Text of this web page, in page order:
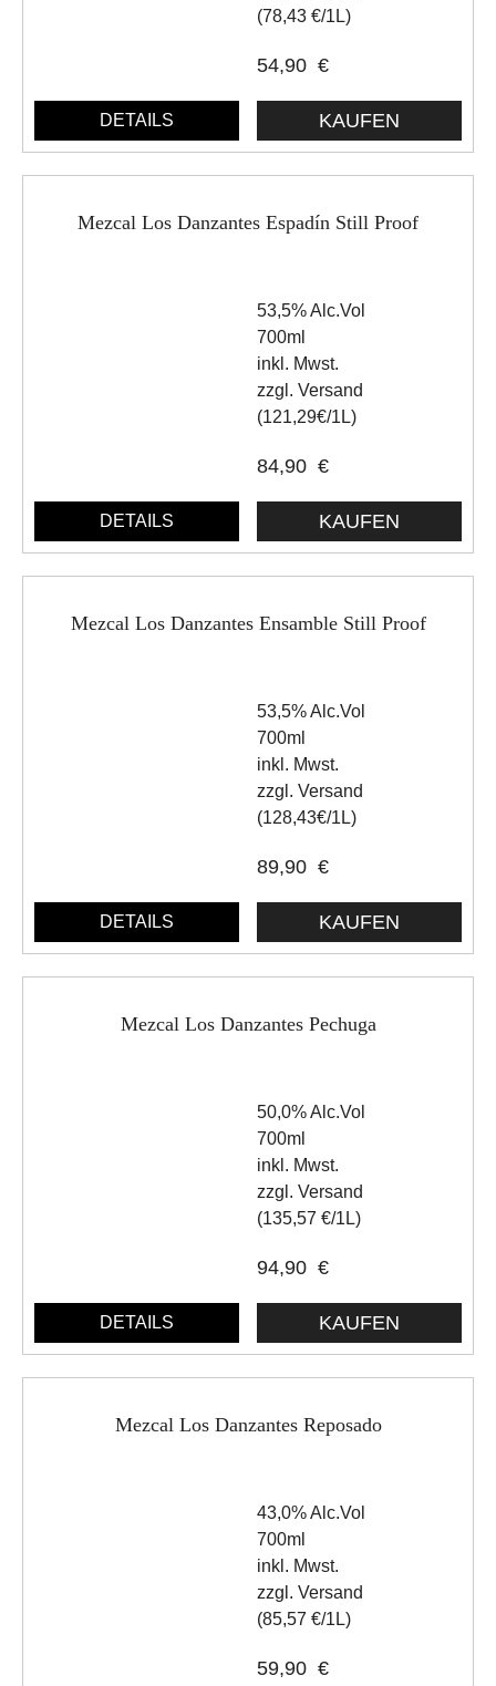
(78,43 €/1L)
54,90 €
DETAILS
Mezcal Los Danzantes Espadín Still Proof
53,5% Alc.Vol
700ml
inkl. Mwst.
zzgl. Versand
(121,29€/1L)
84,90 €
DETAILS
Mezcal Los Danzantes Ensamble Still Proof
53,5% Alc.Vol
700ml
inkl. Mwst.
zzgl. Versand
(128,43€/1L)
89,90 €
DETAILS
Mezcal Los Danzantes Pechuga
50,0% Alc.Vol
700ml
inkl. Mwst.
zzgl. Versand
(135,57 €/1L)
94,90 €
DETAILS
Mezcal Los Danzantes Reposado
43,0% Alc.Vol
700ml
inkl. Mwst.
zzgl. Versand
(85,57 €/1L)
59,90 €